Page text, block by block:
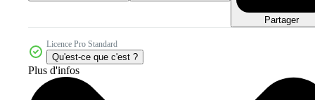
Partager
Licence Pro Standard
Qu'est-ce que c'est ?
Plus d'infos